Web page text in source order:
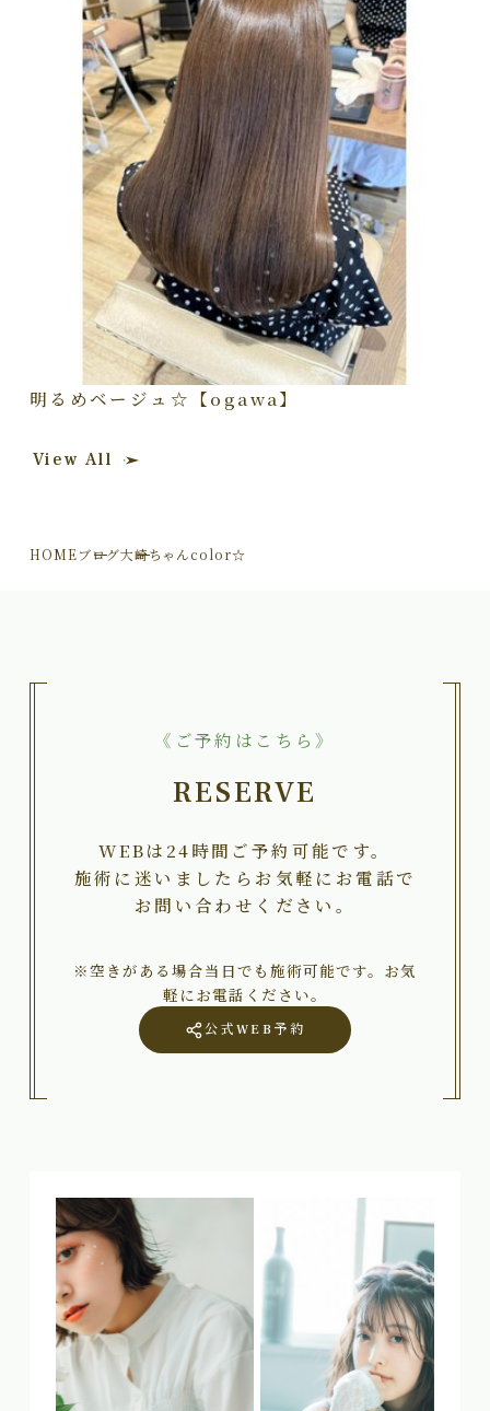
明るめベージュ☆【ogawa】
View All
HOMEブログ大崎ちゃんcolor☆
《ご予約はこちら》
RESERVE
WEBは24時間ご予約可能です。
施術に迷いましたらお気軽にお電話で
お問い合わせください。
※空きがある場合当日でも施術可能です。お気
軽にお電話ください。
公式WEB予約